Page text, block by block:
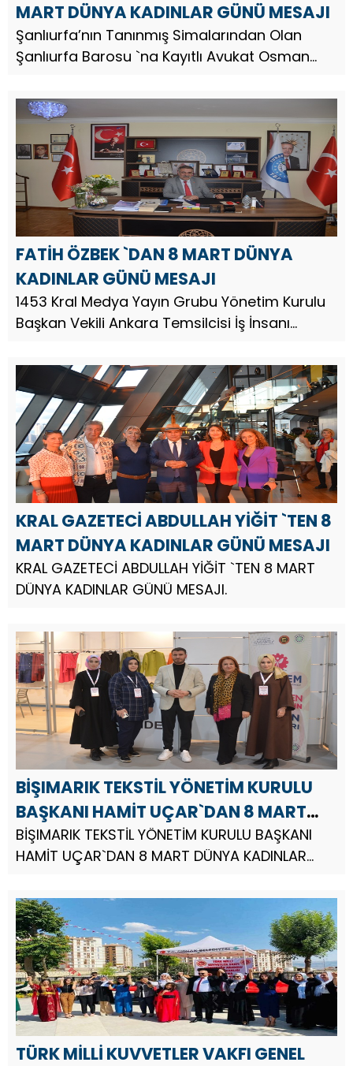
MART DÜNYA KADINLAR GÜNÜ MESAJI
Şanlıurfa’nın Tanınmış Simalarından Olan
Şanlıurfa Barosu `na Kayıtlı Avukat Osman
münasebetiyle bir mesaj yayınladı. Av. Osman
Eyyüpoğlu, mesajında şu ifadele...
FATİH ÖZBEK `DAN 8 MART DÜNYA
KADINLAR GÜNÜ MESAJI
1453 Kral Medya Yayın Grubu Yönetim Kurulu
Başkan Vekili Ankara Temsilcisi İş İnsanı
Kadınlar Günü münasebetiyle bir mesaj
yayınladı. Gazeteci Fatih Özb...
KRAL GAZETECİ ABDULLAH YİĞİT `TEN 8
MART DÜNYA KADINLAR GÜNÜ MESAJI
KRAL GAZETECİ ABDULLAH YİĞİT `TEN 8 MART
DÜNYA KADINLAR GÜNÜ MESAJI.
BİŞIMARIK TEKSTİL YÖNETİM KURULU
BAŞKANI HAMİT UÇAR`DAN 8 MART
DÜNYA KADINLAR GÜNÜ MESAJI
BİŞIMARIK TEKSTİL YÖNETİM KURULU BAŞKANI
HAMİT UÇAR`DAN 8 MART DÜNYA KADINLAR
TÜRK MİLLİ KUVVETLER VAKFI GENEL